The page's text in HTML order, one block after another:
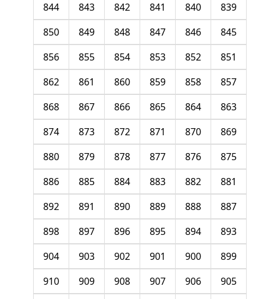
839
840
841
842
843
844
845
846
847
848
849
850
851
852
853
854
855
856
857
858
859
860
861
862
863
864
865
866
867
868
869
870
871
872
873
874
875
876
877
878
879
880
881
882
883
884
885
886
887
888
889
890
891
892
893
894
895
896
897
898
899
900
901
902
903
904
905
906
907
908
909
910